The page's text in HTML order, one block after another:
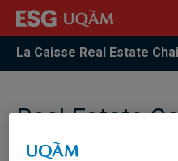
La Caisse Real Estate
Real Estate
Videos